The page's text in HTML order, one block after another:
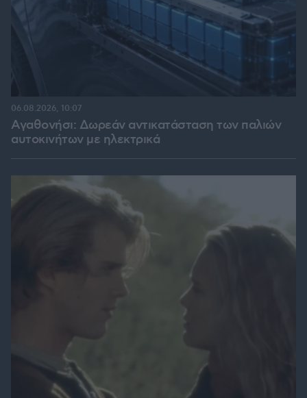
Αγαθονήσι: Δωρεάν αντικατάσταση των παλιών
αυτοκινήτων με ηλεκτρικά
06.08.2026, 10:07